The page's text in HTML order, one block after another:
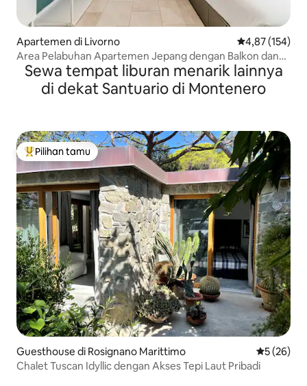
Apartemen di Livorno Nilai rata-rata
4,87 (154)
Area Pelabuhan Apartemen Jepang dengan Balkon dan
Jacuzzi
Sewa tempat liburan menarik lainnya
di dekat Santuario di Montenero
Pilihan tamu terpopuler
Pilihan tamu
Guesthouse di Rosignano Marittimo Nilai rata-
5 (26)
Chalet Tuscan Idyllic dengan Akses Tepi Laut Pribadi